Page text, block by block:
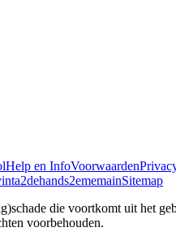
Help en InfoVoorwaarden
2dehands2ememainSitemap
die voortkomt uit het
voorbehouden.